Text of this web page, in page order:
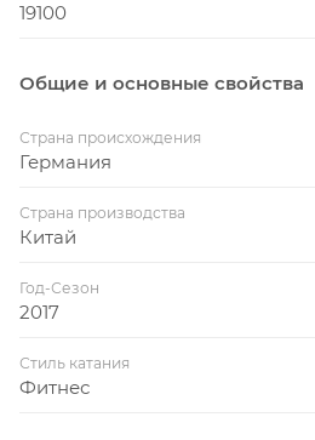
19100
Общие и основные свойства
Страна происхождения
Германия
Страна производства
Китай
Год-Сезон
2017
Стиль катания
Фитнес